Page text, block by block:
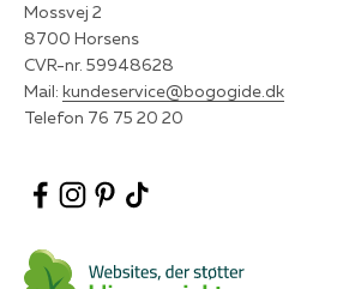
Mossvej 2
8700 Horsens
CVR-nr. 59948628
Mail: kundeservice@bogogide.dk
Telefon 76 75 20 20